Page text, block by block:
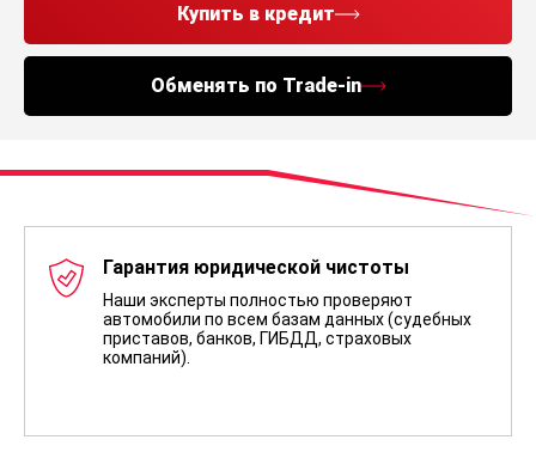
Купить в кредит
Обменять по Trade-in
Гарантия юридической чистоты
Наши эксперты полностью проверяют
автомобили по всем базам данных (судебных
приставов, банков, ГИБДД, страховых
компаний).